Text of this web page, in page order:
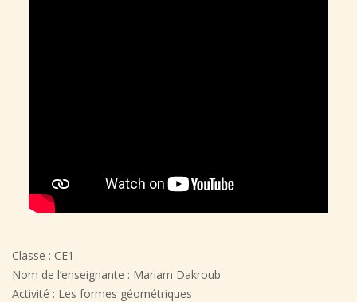
Classe : CE1
Nom de l’enseignante : Mariam Dakroub
Activité : Les formes géométriques